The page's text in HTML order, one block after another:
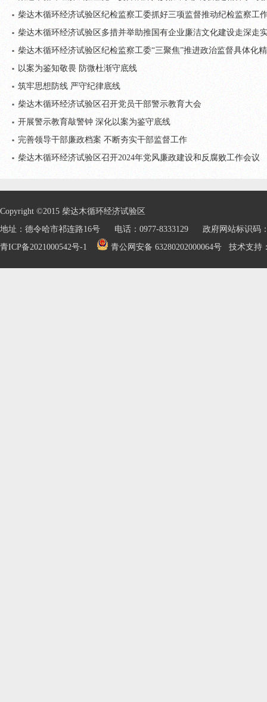
柴达木循环经济试验区纪检监察工委抓好三项监督推动纪检监察工
柴达木循环经济试验区多措并举助推国有企业廉洁文化建设走深走
柴达木循环经济试验区纪检监察工委“三聚焦”推进政治监督具体化
以案为鉴知敬畏 防微杜渐守底线
筑牢思想防线 严守纪律底线
柴达木循环经济试验区召开党员干部警示教育大会
开展警示教育敲警钟 深化以案为鉴守底线
完善领导干部廉政档案 不断夯实干部监督工作
柴达木循环经济试验区召开2024年党风廉政建设和反腐败工作会议
Copyright ©2015 柴达木循环经济试验区
地址：德令哈市祁连路16号 电话：0977-8333129 政府网站标识码：
青ICP备2021000542号-1
青公网安备 63280202000064号 技术支持